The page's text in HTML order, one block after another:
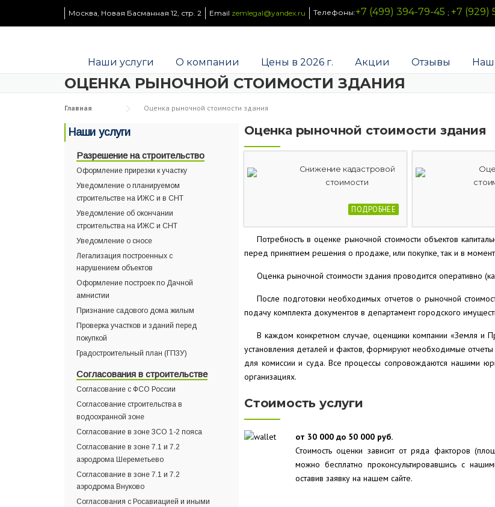
Москва, Новая Басманная 12, стр. 2 Email zemlegal@yandex.ru Телефоны:+7 (499) 394-79-45 ; +7 (929)
Наши услуги О компании Цены в 2026 г. Акции Отзывы
ОЦЕНКА РЫНОЧНОЙ СТОИМОСТИ ЗДАНИЯ
Главная Оценка рыночной стоимости здания
Оценка рыночной стоимости здания
Снижение кадастровой
стоимости
ПОДРОБНЕЕ
Потребность в оценке рыночной стоимости объектов
перед принятием решения о продаже, или покупке, так и в
Оценка рыночной стоимости здания проводится оперативно
После подготовки необходимых отчетов о рыночной
подачу комплекта документов в департамент городского
В каждом конкретном случае, оценщики компании «Земля и
установления деталей и фактов, формируют необходимые
для комиссии и суда. Все процессы сопровождаются нашими
организациях.
Стоимость услуги
от 30 000 до 50 000 руб.
Стоимость оценки зависит от ряда факторов
можно бесплатно проконсультировавшись с
оставив заявку на нашем сайте.
Наши услуги
Разрешение на строительство
Оформление прирезки к участку
Уведомление о планируемом
строительстве на ИЖС и в СНТ
Уведомление об окончании
строительства на ИЖС и СНТ
Уведомление о сносе
Легализация построенных с
нарушением объектов
Оформление построек по Дачной
амнистии
Признание садового дома жилым
Проверка участков и зданий перед
покупкой
Градостроительный план (ГПЗУ)
Согласования в строительстве
Согласование с ФСО России
Согласование строительства в
водоохранной зоне
Согласование в зоне ЗСО 1-2 пояса
Согласование в зоне 7.1 и 7.2
аэродрома Шереметьево
Согласование в зоне 7.1 и 7.2
аэродрома Внуково
Согласования с Росавиацией и иными